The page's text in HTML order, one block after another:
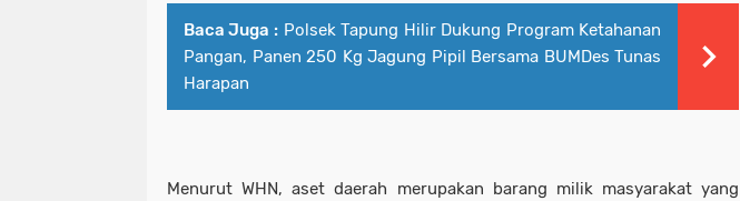
Baca Juga : Polsek Tapung Hilir Dukung Program Ketahanan
Pangan, Panen 250 Kg Jagung Pipil Bersama BUMDes Tunas
Harapan
Menurut WHN, aset daerah merupakan barang milik masyarakat yang